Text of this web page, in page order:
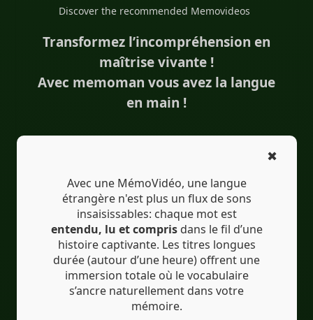
#eLearning
Discover the recommended Memovideos
Transformez l’incompréhension en
maîtrise vivante !
Avec memoman vous avez la langue
en main !
✖
Avec une MémoVidéo, une langue
étrangère n'est plus un flux de sons
insaisissables: chaque mot est
entendu, lu et comprisdans le fil d’une
histoire captivante. Les titres longues
durée (autour d’une heure) offrent une
immersion totale où le vocabulaire
s’ancre naturellement dans votre
mémoire.